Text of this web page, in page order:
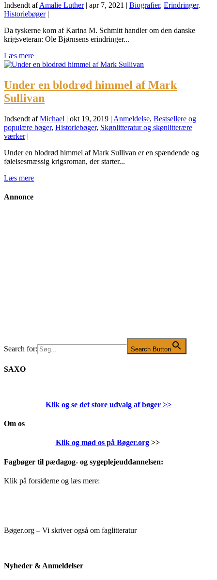
Indsendt afAmalie Luther| apr 7, 2021 | Biografier, Erindringer,
Historiebøger|
Da tyskerne kom af Karina M. Schmitt handler om den danske
krigsveteran: Ole Bjørnsens erindringer...
Læs mere
Under en blodrød himmel af Mark
Sullivan
Indsendt afMichael | okt 19, 2019 | Anmeldelse, Bestsellere og
populære bøger, Historiebøger, Skønlitteratur og skønlitterære
værker|
Under en blodrød himmel af Mark Sullivan er en spændende og
følelsesmæssig krigsroman, der starter...
Læs mere
Annonce
Search for: Search Button
SAXO
Klik og se det store udvalg af bøger >>
Om os
Klik og mød os på Bøger.org>>
Fagbøger til pædagog- og sygeplejeuddannelsen:
Klik på forsiderne og læs mere:
Bøger.org – Vi skriver også om faglitteratur
Nyheder & Anmeldelser